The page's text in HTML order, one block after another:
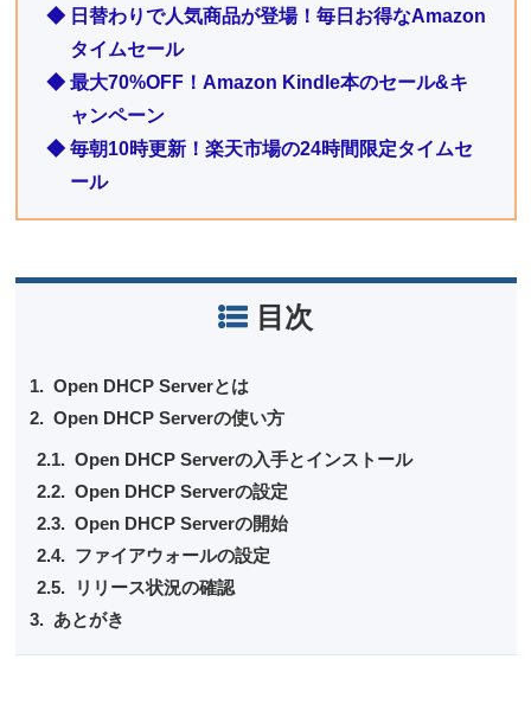
◆ 日替わりで人気商品が登場！毎日お得なAmazon
タイムセール
◆ 最大70%OFF！Amazon Kindle本のセール&キ
ャンペーン
◆ 毎朝10時更新！楽天市場の24時間限定タイムセ
ール
目次
Open DHCP Serverとは
Open DHCP Serverの使い方
Open DHCP Serverの入手とインストール
Open DHCP Serverの設定
Open DHCP Serverの開始
ファイアウォールの設定
リリース状況の確認
あとがき